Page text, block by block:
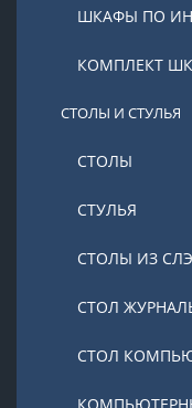
ШКАФЫ ПО
КОМПЛЕКТ
СТОЛЫ И СТУЛЬЯ
СТОЛЫ
СТУЛЬЯ
СТОЛЫ ИЗ
СТОЛ
СТОЛ